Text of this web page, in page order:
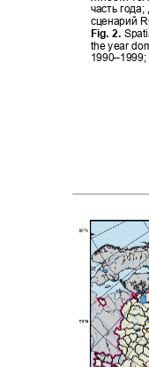
часть
сценарий
Fig. 2.
the year
1990–1999;